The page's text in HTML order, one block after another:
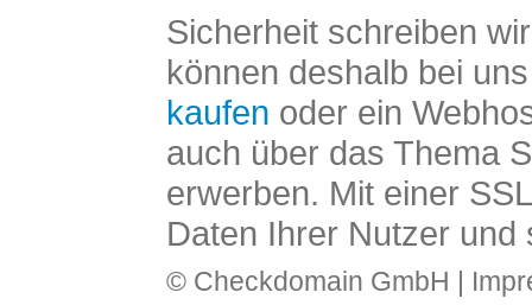
Sicherheit schreiben
können deshalb bei
kaufen oder ein
auch über das Thema
erwerben. Mit einer
Daten Ihrer Nutzer und
© Checkdomain GmbH |